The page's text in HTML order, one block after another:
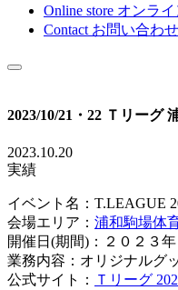
Online store オンラ
Contact お問い合わせ
2023/10/21・22 Ｔリーグ
2023.10.20
実績
イベント名：T.LEAGUE
会場エリア： 浦和駒場体
開催日(期間)：２０２３
業務内容：オリジナルグ
公式サイト：
Ｔリーグ